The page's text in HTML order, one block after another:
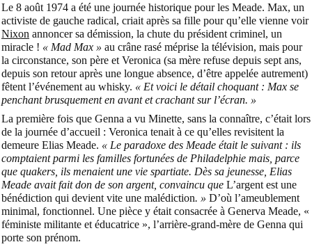
Le 8 août 1974 a été une journée historique pour les Meade. Max, un
activiste de gauche radical, criait après sa fille pour qu’elle vienne voir
Nixon annoncer sa démission, la chute du président criminel, un
miracle ! « Mad Max » au crâne rasé méprise la télévision, mais pour
la circonstance, son père et Veronica (sa mère refuse depuis sept ans,
depuis son retour après une longue absence, d’être appelée autrement)
fêtent l’événement au whisky. « Et voici le détail choquant : Max se
penchant brusquement en avant et crachant sur l’écran. »
La première fois que Genna a vu Minette, sans la connaître, c’était lors
de la journée d’accueil : Veronica tenait à ce qu’elles revisitent la
demeure Elias Meade. « Le paradoxe des Meade était le suivant : ils
comptaient parmi les familles fortunées de Philadelphie mais, parce
que quakers, ils menaient une vie spartiate. Dès sa jeunesse, Elias
Meade avait fait don de son argent, convaincu que L’argent est une
bénédiction qui devient vite une malédiction. » D’où l’ameublement
minimal, fonctionnel. Une pièce y était consacrée à Generva Meade, «
féministe militante et éducatrice », l’arrière-grand-mère de Genna qui
porte son prénom.